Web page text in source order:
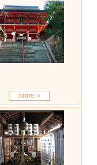
more »